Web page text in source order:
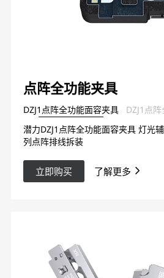
点阵全功能夹具
DZJ1点阵全功能面容夹具
DZJ1点
潜力DZJ1点阵全功能面容夹具 灯光
列点阵排线拆装
立即购买 了解更多